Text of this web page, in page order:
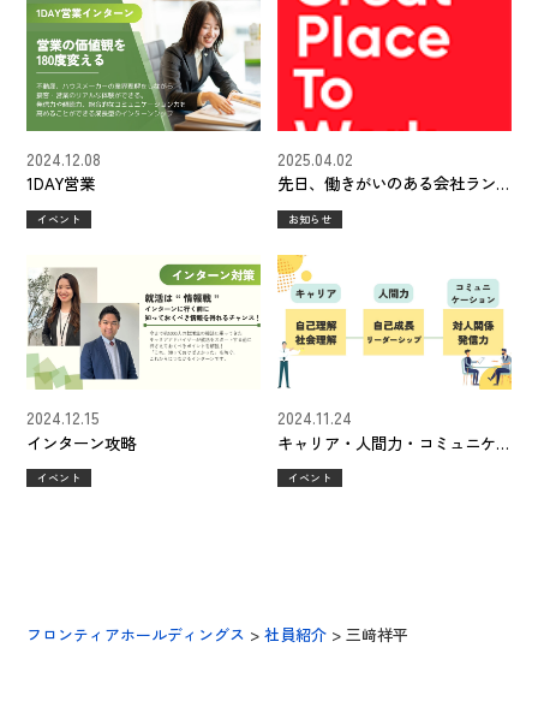
1DAY営業
2024.12.08
イベント
先日、働きがいのある会社ラン
キングにて下記の通りランクイ
ンすることができました。
2025.04.02
お知らせ
インターン攻略
2024.12.15
イベント
キャリア・人間力・コミュニケ
ーション
2024.11.24
イベント
フロンティアホールディングス >社員紹介 >三﨑祥平